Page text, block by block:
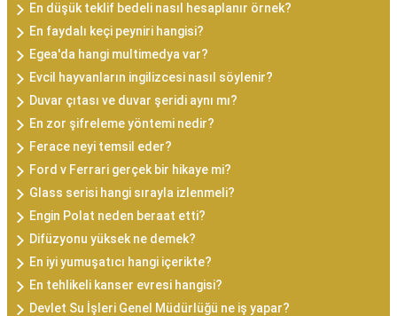
En düşük teklif bedeli nasıl hesaplanır örnek?
En faydalı keçi peyniri hangisi?
Egea'da hangi multimedya var?
Evcil hayvanların ingilizcesi nasıl söylenir?
Duvar çıtası ve duvar şeridi aynı mı?
En zor şifreleme yöntemi nedir?
Ferace neyi temsil eder?
Ford v Ferrari gerçek bir hikaye mi?
Glass serisi hangi sırayla izlenmeli?
Engin Polat neden beraat etti?
Difüzyonu yüksek ne demek?
En iyi yumuşatıcı hangi içerikte?
En tehlikeli kanser evresi hangisi?
Devlet Su İşleri Genel Müdürlüğü ne iş yapar?